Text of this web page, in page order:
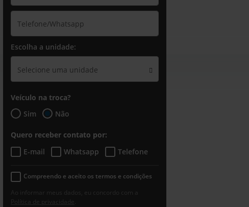
Escolha a unidade:
Selecione uma unidade
Veículo na troca?
Sim
Não
Quero receber contato por:
E-mail
Whatsapp Telefone
Compreendo e aceito os termos e condições
Ao informar meus dados, eu concordo com a
Política de privacidade